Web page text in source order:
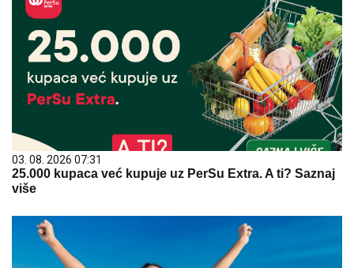
03. 08. 2026 07:31
25.000 kupaca već kupuje uz PerSu Extra. A ti? Saznaj
više